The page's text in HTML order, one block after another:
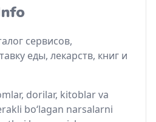
сервисов,
еды, лекарств, книг и
dorilar, kitoblar va
bo‘lagan narsalarni